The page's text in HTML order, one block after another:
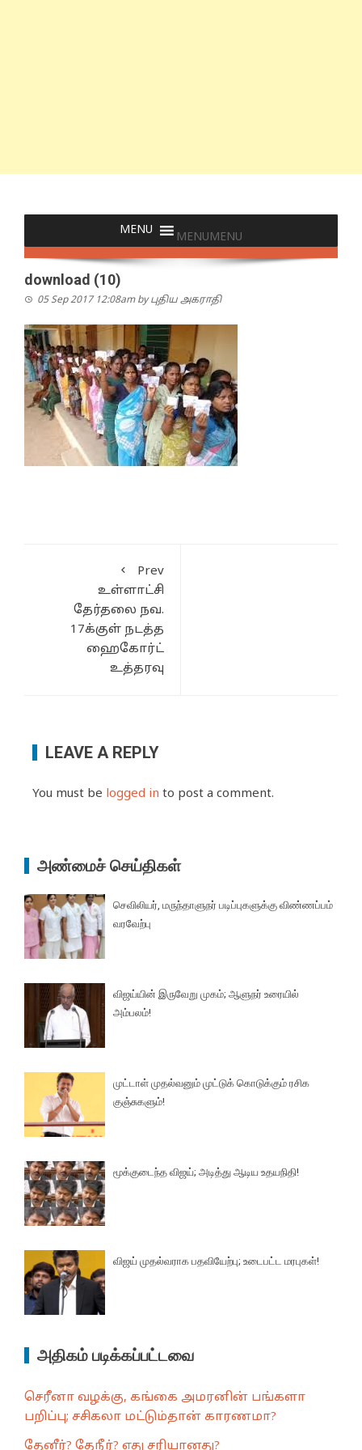
MENUMENU
download (10)
05 Sep 2017 12:08am byபுதிய அகராதி
Prev
உள்ளாட்சி
தேர்தலை நவ.
17க்குள் நடத்த
ஹைகோர்ட்
உத்தரவு
LEAVE A REPLY
You must be logged in to post a comment.
அண்மைச் செய்திகள்
செவிலியர், மருந்தாளுநர் படிப்புகளுக்கு விண்ணப்பம்
வரவேற்பு
விஜய்யின் இருவேறு முகம்; ஆளுநர் உரையில்
அம்பலம்!
முட்டாள் முதல்வனும் முட்டுக் கொடுக்கும் ரசிக
குஞ்சுகளும்!
மூக்குடைந்த விஜய்; அடித்து ஆடிய உதயநிதி!
விஜய் முதல்வராக பதவியேற்பு; உடைபட்ட மரபுகள்!
அதிகம் படிக்கப்பட்டவை
செரீனா வழக்கு, கங்கை அமரனின் பங்களா
பறிப்பு; சசிகலா மட்டும்தான் காரணமா?
தேனீர்? தேநீர்? எது சரியானது?